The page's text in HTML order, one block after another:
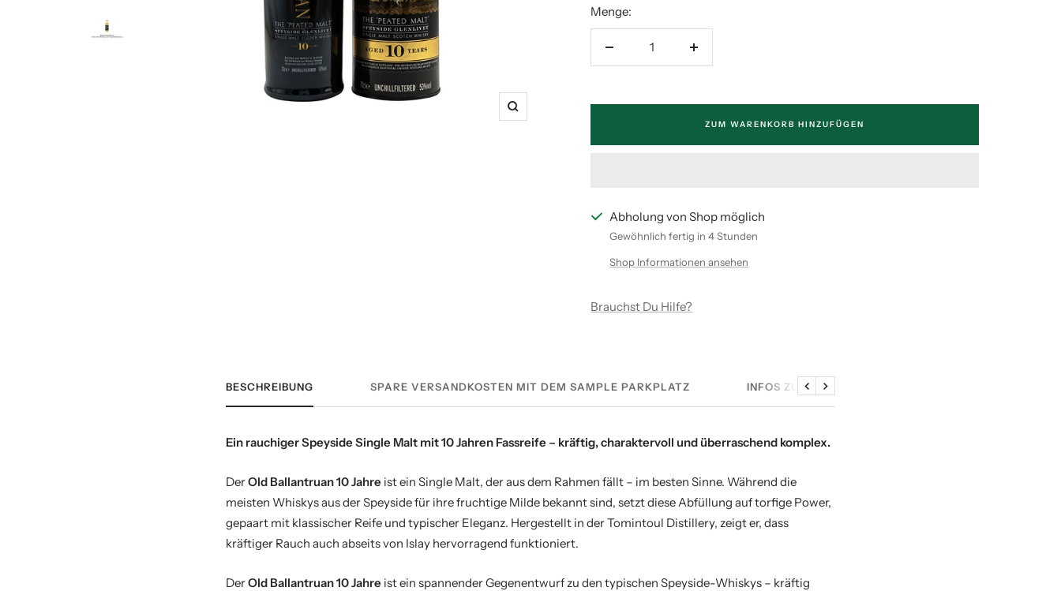
Zoom
Menge:
Menge
ZUM WARENKORB HINZUFÜGEN
Abholung von Shop möglich
Gewöhnlich fertig in 4 Stunden
Shop Informationen ansehen
Brauchst Du Hilfe?
BESCHREIBUNG SPARE VERSANDKOSTEN MIT DEM SAMPLE PARKPLATZ INFOS ZU DEN SAMPLES
ZurückWeiter
Ein rauchiger Speyside Single Malt mit 10 Jahren Fassreife – kräftig, charaktervoll und überraschend komplex.
DerOld Ballantruan 10 Jahre ist ein Single Malt, der aus dem Rahmen fällt – im besten Sinne. Während die
meisten Whiskys aus der Speyside für ihre fruchtige Milde bekannt sind, setzt diese Abfüllung auf torfige Power,
gepaart mit klassischer Reife und typischer Eleganz. Hergestellt in derTomintoul Distillery, zeigt er, dass
kräftiger Rauch auch abseits von Islay hervorragend funktioniert.
DerOld Ballantruan 10 Jahre ist ein spannender Gegenentwurf zu den typischen Speyside-Whiskys – kräftig